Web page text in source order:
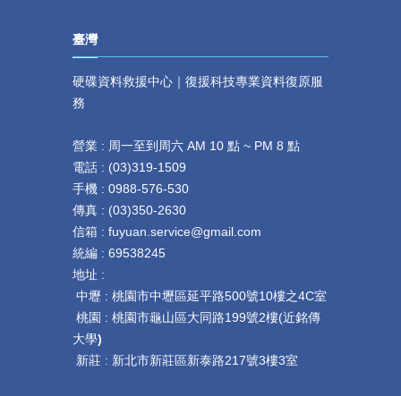
臺灣
硬碟資料救援中心｜復援科技專業資料復原服
務
營業 : 周一至到周六 AM 10 點 ~ PM 8 點
電話 : (03)319-1509
手機 : 0988-576-530
傳真 : (03)350-2630
信箱 : fuyuan.service@gmail.com
統編 : 69538245
地址 :
中壢 : 桃園市中壢區延平路500號10樓之4C室
桃園 : 桃園市龜山區大同路199號2樓(近銘傳
大學)
新莊 : 新北市新莊區新泰路217號3樓3室